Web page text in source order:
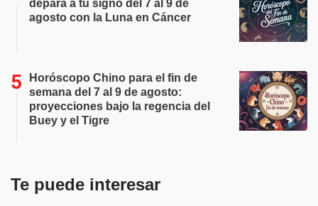
depara a tu signo del 7 al 9 de
agosto con la Luna en Cáncer
Horóscopo Chino para el fin de
semana del 7 al 9 de agosto:
proyecciones bajo la regencia del
Buey y el Tigre
Te puede interesar